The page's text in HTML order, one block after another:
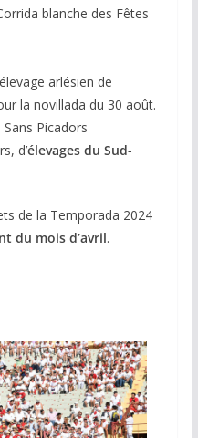
blanche des Fêtes
arlésien de
la novillada du 30 août.
Picadors
d’élevages du Sud-
de la Temporada 2024
du mois d’avril.